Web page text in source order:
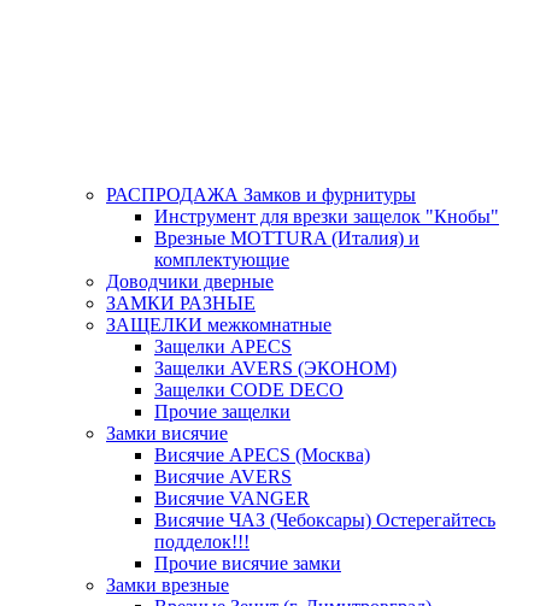
РАСПРОДАЖА Замков и фурнитуры
Инструмент для врезки защелок "Кнобы"
Врезные MOTTURA (Италия) и
комплектующие
Доводчики дверные
ЗАМКИ РАЗНЫЕ
ЗАЩЕЛКИ межкомнатные
Защелки APECS
Защелки AVERS (ЭКОНОМ)
Защелки CODE DECO
Прочие защелки
Замки висячие
Висячие APECS (Москва)
Висячие AVERS
Висячие VANGER
Висячие ЧАЗ (Чебоксары) Остерегайтесь
подделок!!!
Прочие висячие замки
Замки врезные